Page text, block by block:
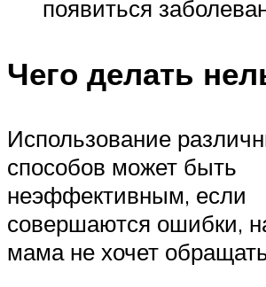
появиться
Чего делать
Использование
способов может быть
неэффективным, если
совершаются ошибки,
мама не хочет